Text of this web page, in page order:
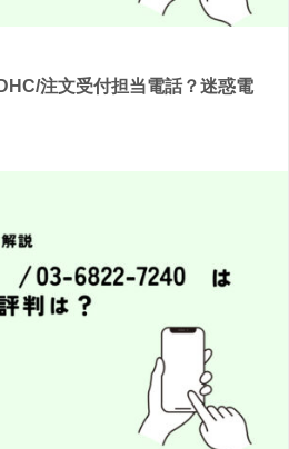
注文受付担当電話？迷惑電